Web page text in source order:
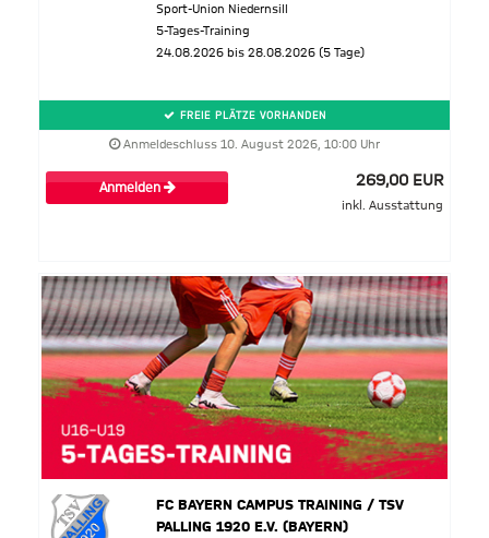
Sport-Union Niedernsill
5-Tages-Training
24.08.2026 bis 28.08.2026 (5 Tage)
FREIE PLÄTZE VORHANDEN
Anmeldeschluss 10. August 2026, 10:00 Uhr
Anmelden 269,00 EUR
inkl. Ausstattung
FC BAYERN CAMPUS TRAINING / TSV
PALLING 1920 E.V. (BAYERN)